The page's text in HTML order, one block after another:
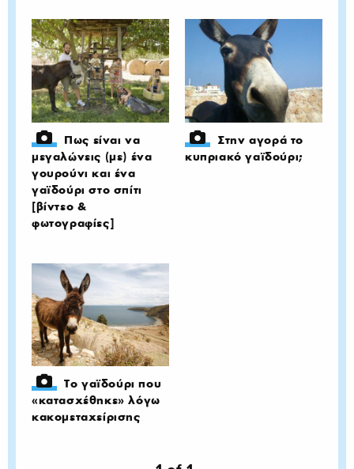
Πως είναι να
μεγαλώνεις (με) ένα
γουρούνι και ένα
γαϊδούρι στο σπίτι
[βίντεο &
φωτογραφίες]
Στην αγορά το
κυπριακό γαϊδούρι;
To γαϊδούρι που
«κατασχέθηκε» λόγω
κακομεταχείρισης